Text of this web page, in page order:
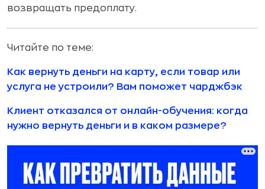
возвращать предоплату.
Читайте по теме:
Как вернуть деньги на карту, если товар или
услуга не устроили? Вам поможет чарджбэк
Клиент отказался от онлайн-обучения: когда
нужно вернуть деньги и в каком размере?